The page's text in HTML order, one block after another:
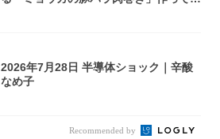
2026年7月28日 半導体ショック｜辛酸
なめ子
Recommended by